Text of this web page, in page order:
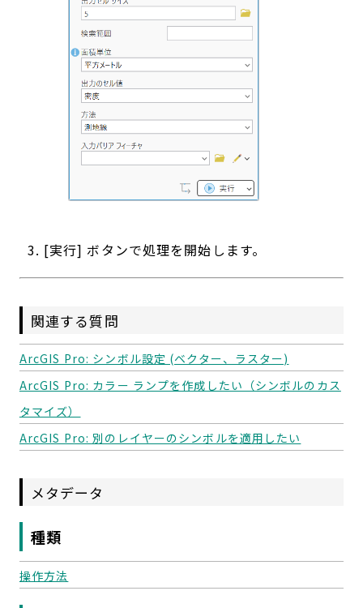
[実行] ボタンで処理を開始します。
関連する質問
ArcGIS Pro: シンボル設定 (ベクター、ラスター)
ArcGIS Pro: カラー ランプを作成したい（シンボルのカス
タマイズ）
ArcGIS Pro: 別のレイヤーのシンボルを適用したい
メタデータ
種類
操作方法